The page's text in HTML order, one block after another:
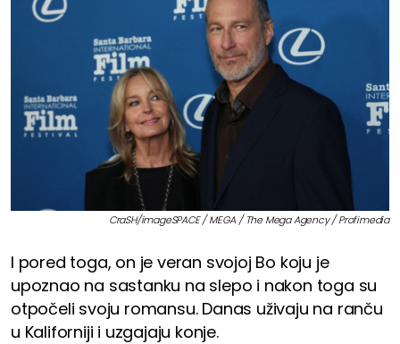
CraSH/imageSPACE / MEGA / The Mega Agency / Profimedia
I pored toga, on je veran svojoj Bo koju je
upoznao na sastanku na slepo i nakon toga su
otpočeli svoju romansu. Danas uživaju na ranču
u Kaliforniji i uzgajaju konje.